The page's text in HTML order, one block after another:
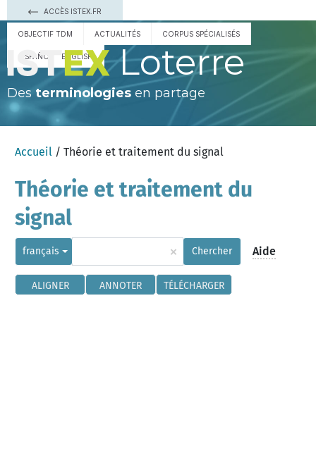
ACCÈS ISTEX.FR
OBJECTIF TDM ACTUALITÉS CORPUS SPÉCIALISÉS
ESPAÑOL ENGLISH Loterre
Des terminologies en partage
Accueil / Théorie et traitement du signal
Théorie et traitement du
signal
français × Chercher Aide
ALIGNER ANNOTER TÉLÉCHARGER